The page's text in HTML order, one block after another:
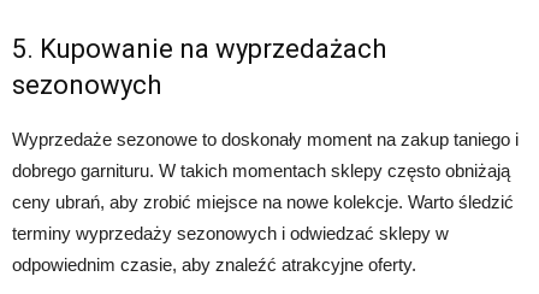
5. Kupowanie na wyprzedażach
sezonowych
Wyprzedaże sezonowe to doskonały moment na zakup taniego i
dobrego garnituru. W takich momentach sklepy często obniżają
ceny ubrań, aby zrobić miejsce na nowe kolekcje. Warto śledzić
terminy wyprzedaży sezonowych i odwiedzać sklepy w
odpowiednim czasie, aby znaleźć atrakcyjne oferty.